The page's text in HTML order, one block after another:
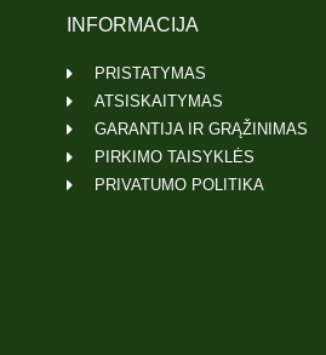
INFORMACIJA
PRISTATYMAS
ATSISKAITYMAS
GARANTIJA IR GRĄŽINIMAS
PIRKIMO TAISYKLĖS
PRIVATUMO POLITIKA